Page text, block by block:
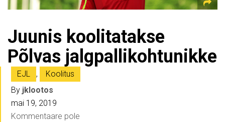
Juunis koolitatakse
Põlvas jalgpallikohtunikke
EJL ,
Koolitus
By jklootos
mai 19, 2019
Kommentaare pole